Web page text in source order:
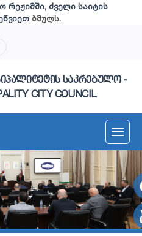
რეჟიმში, ძველი საიტის
ბმულს.
საკრებულო -
CITY COUNCIL